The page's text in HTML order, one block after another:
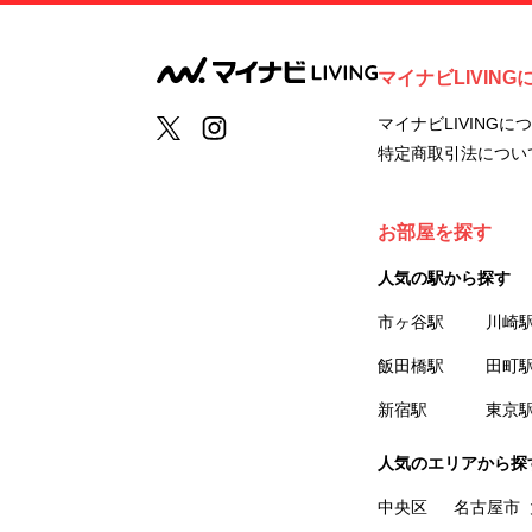
マイナビLIVING
マイナビLIVINGに
特定商取引法につい
お部屋を探す
人気の駅から探す
市ヶ谷駅 川崎
飯田橋駅 田町
新宿駅 東京
人気のエリアから探
中央区 名古屋市